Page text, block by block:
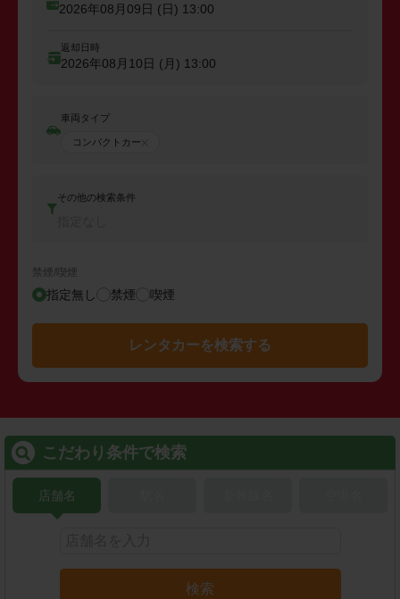
2026年08月09日 (日) 13:00
返却日時
2026年08月10日 (月) 13:00
車両タイプ
コンパクトカー
その他の検索条件
禁煙/喫煙
指定無し 禁煙 喫煙
レンタカーを検索する
こだわり条件で検索
店舗名
検索